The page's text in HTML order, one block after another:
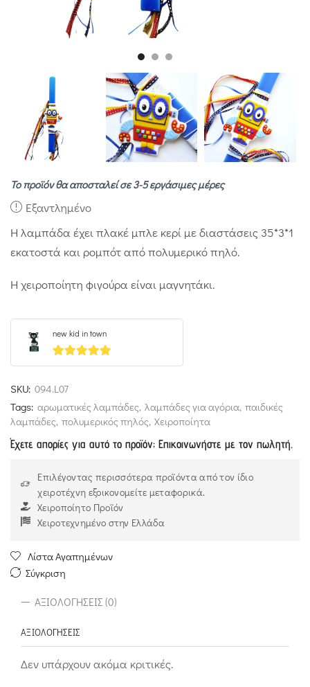
Το προϊόν θα αποσταλεί σε 3-5 εργάσιμες μέρες
Εξαντλημένο
Η λαμπάδα έχει πλακέ μπλε κερί με διαστάσεις 35*3*1
εκατοστά και ρομπότ από πολυμερικό πηλό.
Η χειροποίητη φιγούρα είναι μαγνητάκι.
new kid in town
5out of 5
SKU: 094.L07
Tags: αρωματικές λαμπάδες, λαμπάδες για αγόρια, παιδικές
λαμπάδες, πολυμερικός πηλός, Χειροποίητα
Έχετε απορίες για αυτό το προϊόν; Επικοινωνήστε με τον πωλητή.
Επιλέγοντας περισσότερα προϊόντα από τον ίδιο
χειροτέχνη εξοικονομείτε μεταφορικά.
Χειροποίητο Προϊόν
Χειροτεχνημένο στην Ελλάδα
Λίστα Αγαπημένων
Σύγκριση
ΑΞΙΟΛΟΓΉΣΕΙΣ (0)
ΑΞΙΟΛΟΓΉΣΕΙΣ
Δεν υπάρχουν ακόμα κριτικές.